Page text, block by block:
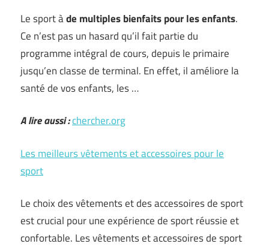
Le sport àde multiples bienfaits pour les enfants.
Ce n’est pas un hasard qu’il fait partie du
programme intégral de cours, depuis le primaire
jusqu’en classe de terminal. En effet, il améliore la
santé de vos enfants, les …
A lire aussi :chercher.org
Les meilleurs vêtements et accessoires pour le
sport
Le choix des vêtements et des accessoires de sport
est crucial pour une expérience de sport réussie et
confortable. Les vêtements et accessoires de sport